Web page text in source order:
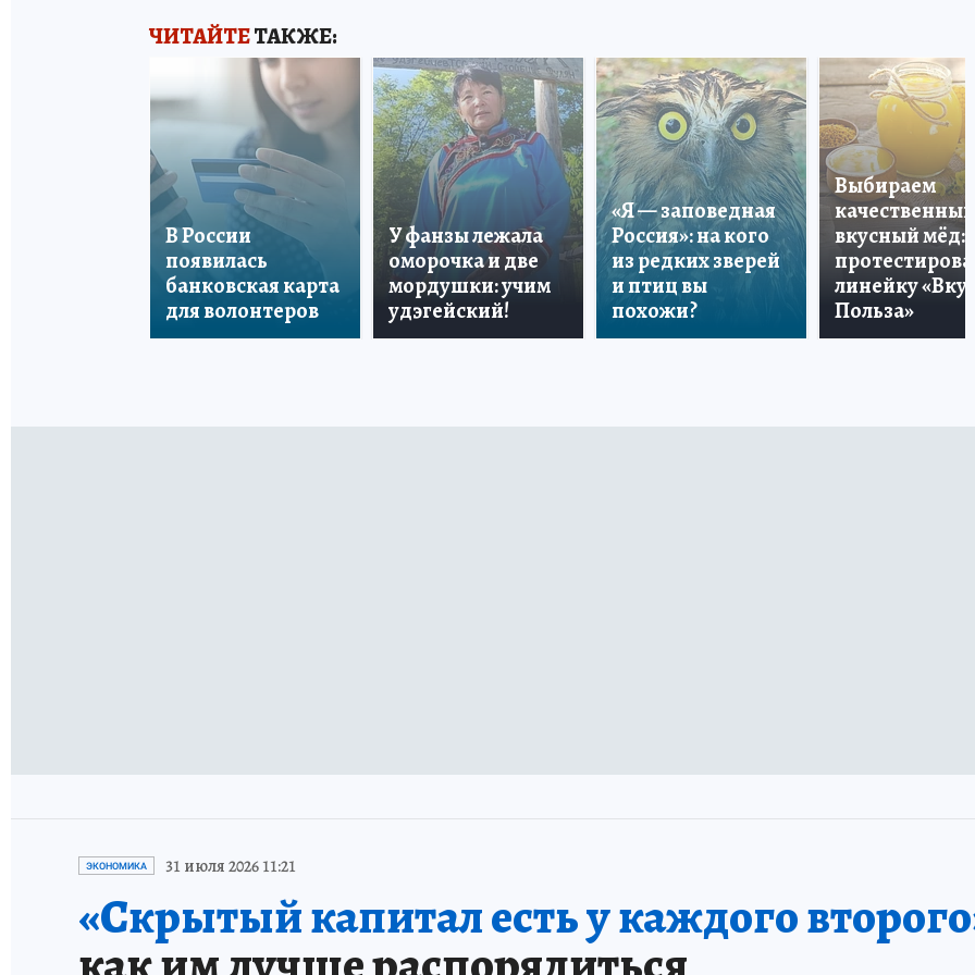
ЧИТАЙТЕТАКЖЕ:
В России
появилась
банковская карта
для волонтеров
У фанзы лежала
оморочка и две
мордушки: учим
удэгейский!
«Я — заповедная
Россия»: на кого
из редких зверей
и птиц вы
похожи?
Выбираем
качественный
вкусный мёд:
линейку «Вкус
Польза»
ЭКОНОМИКА 31 июля 2026 11:21
«Скрытый капитал есть у каждого